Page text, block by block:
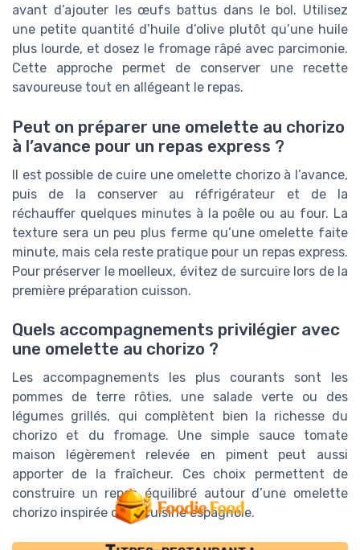
avant d’ajouter les œufs battus dans le bol. Utilisez
une petite quantité d’huile d’olive plutôt qu’une huile
plus lourde, et dosez le fromage râpé avec parcimonie.
Cette approche permet de conserver une recette
savoureuse tout en allégeant le repas.
Peut on préparer une omelette au chorizo
à l’avance pour un repas express ?
Il est possible de cuire une omelette chorizo à l’avance,
puis de la conserver au réfrigérateur et de la
réchauffer quelques minutes à la poêle ou au four. La
texture sera un peu plus ferme qu’une omelette faite
minute, mais cela reste pratique pour un repas express.
Pour préserver le moelleux, évitez de surcuire lors de la
première préparation cuisson.
Quels accompagnements privilégier avec
une omelette au chorizo ?
Les accompagnements les plus courants sont les
pommes de terre rôties, une salade verte ou des
légumes grillés, qui complètent bien la richesse du
chorizo et du fromage. Une simple sauce tomate
maison légèrement relevée en piment peut aussi
apporter de la fraîcheur. Ces choix permettent de
construire un repas équilibré autour d’une omelette
chorizo inspirée de la cuisine espagnole.